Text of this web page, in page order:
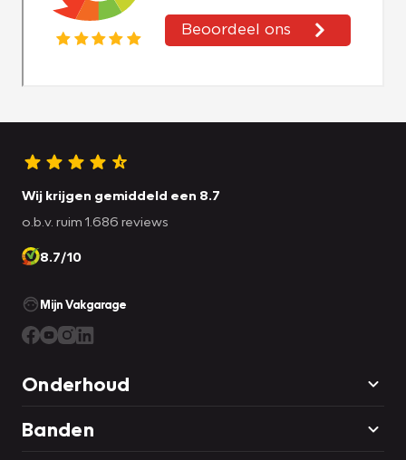
Wij krijgen gemiddeld een 8.7
o.b.v. ruim 1.686 reviews
8.7/10
Mijn Vakgarage
Onderhoud
Banden